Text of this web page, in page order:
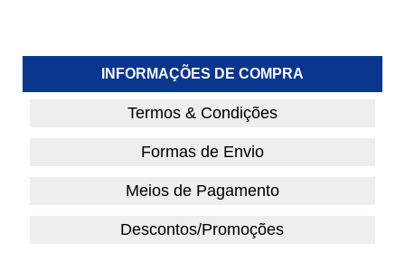
INFORMAÇÕES DE COMPRA
Termos & Condições
Formas de Envio
Meios de Pagamento
Descontos/Promoções